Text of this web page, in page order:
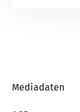
Mediadaten